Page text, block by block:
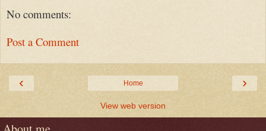
No comments:
Post a Comment
‹ ›
Home
View web version